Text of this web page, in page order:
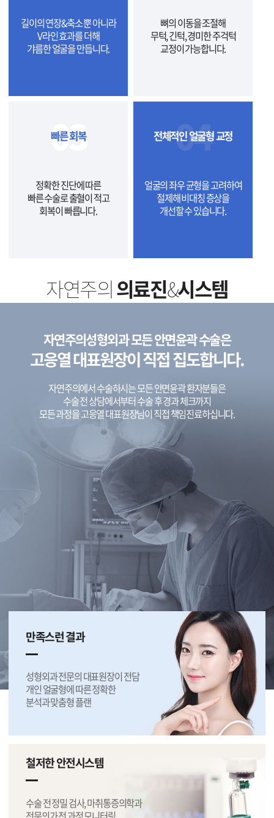
길이의 연장&축소 뿐 아니라
V라인 효과를 더해
갸름한 얼굴을 만듭니다.
뼈의 이동을 조절해
무턱, 긴턱, 경미한 주걱턱
교정이 가능합니다.
03
빠른 회복
정확한 진단에 따른
빠른 수술로 출혈이 적고
회복이 빠릅니다.
04
전체적인 얼굴형 교정
얼굴의 좌우 균형을 고려하여
절제해 비대칭 증상을
개선할 수 있습니다.
자연주의의료진&시스템
자연주의성형외과 모든 안면윤곽 수술은
고응열 대표원장이 직접 집도합니다.
자연주의에서 수술하시는 모든 안면윤곽 환자분들은
수술 전 상담에서부터 수술 후 경과 체크까지
모든 과정을 고응열 대표원장님이 직접 책임진료하십니다.
만족스런 결과
성형외과 전문의 대표원장이 전담
개인 얼굴형에 따른 정확한
분석과 맞춤형 플랜
철저한 안전시스템
수술 전 정밀 검사, 마취통증의학과